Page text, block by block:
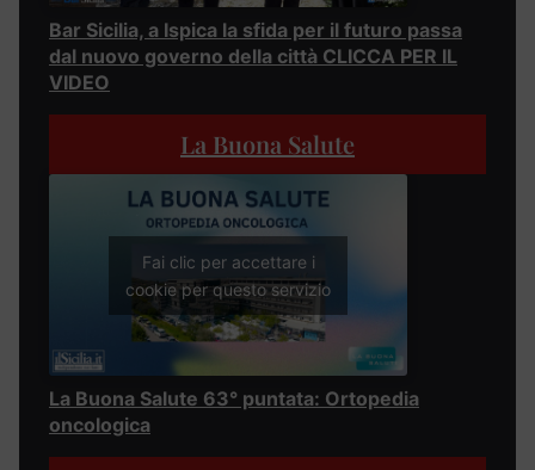
Bar Sicilia, a Ispica la sfida per il futuro passa
dal nuovo governo della città CLICCA PER IL
VIDEO
La Buona Salute
Fai clic per accettare i
cookie per questo servizio
La Buona Salute 63° puntata: Ortopedia
oncologica